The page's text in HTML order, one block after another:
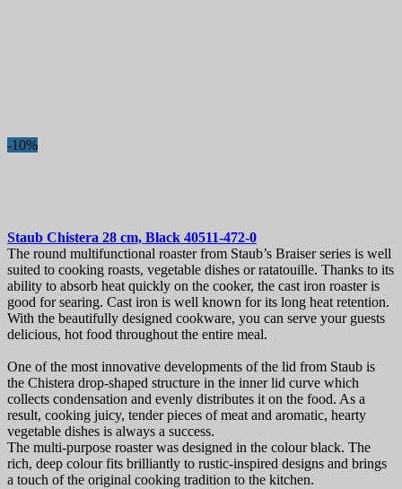
-10%
Staub Chistera 28 cm, Black 40511-472-0
The round multifunctional roaster from Staub’s Braiser series is well
suited to cooking roasts, vegetable dishes or ratatouille. Thanks to its
ability to absorb heat quickly on the cooker, the cast iron roaster is
good for searing. Cast iron is well known for its long heat retention.
With the beautifully designed cookware, you can serve your guests
delicious, hot food throughout the entire meal.
One of the most innovative developments of the lid from Staub is
the Chistera drop-shaped structure in the inner lid curve which
collects condensation and evenly distributes it on the food. As a
result, cooking juicy, tender pieces of meat and aromatic, hearty
vegetable dishes is always a success.
The multi-purpose roaster was designed in the colour black. The
rich, deep colour fits brilliantly to rustic-inspired designs and brings
a touch of the original cooking tradition to the kitchen.